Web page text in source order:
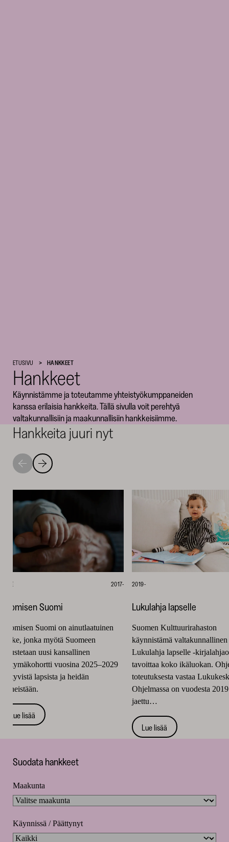
Kulttuurirahasto
SKR
ETUSIVU HANKKEET
Hankkeet
Käynnistämme ja toteutamme yhteistyökumppaneiden
kanssa erilaisia hankkeita. Tällä sivulla voit perehtyä
valtakunnallisiin ja maakunnallisiin hankkeisiimme.
Hankkeita juuri nyt
Siirry
seuraavaan
Siirry
edelliseen
TIEDE 2017-
Huomisen Suomi
Huomisen Suomi on ainutlaatuinen
hanke, jonka myötä Suomeen
perustetaan uusi kansallinen
syntymäkohortti vuosina 2025–2029
syntyvistä lapsista ja heidän
perheistään.
Lue lisää
2019-
Lukulahja lapselle
Suomen Kulttuurirahaston
käynnistämä valtakunnallinen
Lukulahja lapselle -
tavoittaa koko ikäluokan.
toteutuksesta vastaa
Ohjelmassa on vuodesta
jaettu…
Lue lisää
Hankkeet
Suodata hankkeet
Maakunta
Käynnissä / Päättynyt